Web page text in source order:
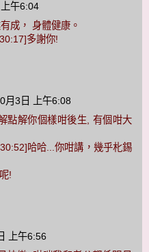
午6:04
成， 身體健康。
多謝你!
月3日 上午6:08
點解你個樣咁後生, 有個咁大
哈哈...你咁講，幾乎朼錫
!
上午6:56